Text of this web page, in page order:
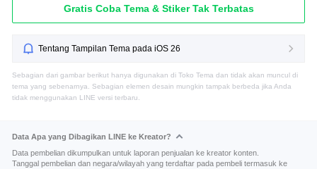
Gratis Coba Tema & Stiker Tak Terbatas
Tentang Tampilan Tema pada iOS 26
Sebagian dari gambar berikut hanya digunakan di Toko Tema dan tidak akan muncul di
tema yang sebenarnya. Sebagian elemen desain mungkin tampak berbeda jika Anda
tidak menggunakan LINE versi terbaru.
Data Apa yang Dibagikan LINE ke Kreator?
Data pembelian dikumpulkan untuk laporan penjualan ke kreator konten.
Tanggal pembelian dan negara/wilayah yang terdaftar pada pembeli termasuk ke